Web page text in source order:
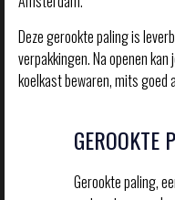
Deze gerookte paling is
verpakkingen. Na openen
koelkast bewaren, mits
GEROOKTE
Gerookte paling,